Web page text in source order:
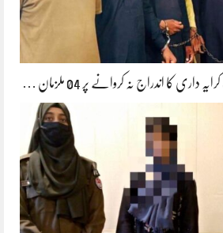
داری کا اندراج نہ کروانے پر 04 ملزمان …